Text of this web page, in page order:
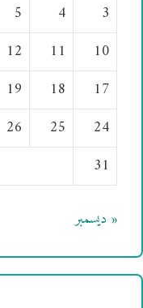
3
4
5
10
11
12
17
18
19
24
25
26
31
« ديسمبر